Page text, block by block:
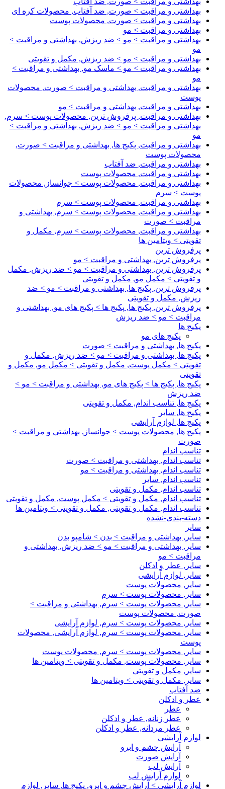
بهداشتی و مراقبت > صورت, ضد آفتاب, محصولات کره ای
بهداشتی و مراقبت > صورت, محصولات پوست
بهداشتی و مراقبت > مو
بهداشتی و مراقبت > مو > ضد ریزش, بهداشتی و مراقبت >
مو
بهداشتی و مراقبت > مو > ضد ریزش, مکمل و تقویتی
بهداشتی و مراقبت > مو > ماسک مو, بهداشتی و مراقبت >
مو
بهداشتی و مراقبت, بهداشتی و مراقبت > صورت, محصولات
پوست
بهداشتی و مراقبت, بهداشتی و مراقبت > مو
بهداشتی و مراقبت, پرفروش ترین, محصولات پوست > سرم,
بهداشتی و مراقبت > مو > ضد ریزش, بهداشتی و مراقبت >
مو
بهداشتی و مراقبت, پکیج ها, بهداشتی و مراقبت > صورت,
محصولات پوست
بهداشتی و مراقبت, ضد آفتاب
بهداشتی و مراقبت, محصولات پوست
بهداشتی و مراقبت, محصولات پوست > جوانساز, محصولات
پوست > سرم
بهداشتی و مراقبت, محصولات پوست > سرم
بهداشتی و مراقبت, محصولات پوست > سرم, بهداشتی و
مراقبت > صورت
بهداشتی و مراقبت, محصولات پوست > سرم, مکمل و
تقویتی > ویتامین ها
پرفروش ترین
پرفروش ترین, بهداشتی و مراقبت > مو
پرفروش ترین, بهداشتی و مراقبت > مو > ضد ریزش, مکمل
و تقویتی > مکمل مو, مکمل و تقویتی
پرفروش ترین, پکیج ها, بهداشتی و مراقبت > مو > ضد
ریزش, مکمل و تقویتی
پرفروش ترین, پکیج ها, پکیج ها > پکیج های مو, بهداشتی و
مراقبت > مو > ضد ریزش
پکیج ها
پکیج های مو
پکیج ها, بهداشتی و مراقبت > صورت
پکیج ها, بهداشتی و مراقبت > مو > ضد ریزش, مکمل و
تقویتی > مکمل پوست, مکمل و تقویتی > مکمل مو, مکمل و
تقویتی
پکیج ها, پکیج ها > پکیج های مو, بهداشتی و مراقبت > مو >
ضد ریزش
پکیج ها, تناسب اندام, مکمل و تقویتی
پکیج ها, سایر
پکیج ها, لوازم آرایشی
پکیج ها, محصولات پوست > جوانساز, بهداشتی و مراقبت >
صورت
تناسب اندام
تناسب اندام, بهداشتی و مراقبت > صورت
تناسب اندام, بهداشتی و مراقبت > مو
تناسب اندام, سایر
تناسب اندام, مکمل و تقویتی
تناسب اندام, مکمل و تقویتی > مکمل پوست, مکمل و تقویتی
تناسب اندام, مکمل و تقویتی, مکمل و تقویتی > ویتامین ها
دسته-بندی-نشده
سایر
سایر, بهداشتی و مراقبت > بدن > شامپو بدن
سایر, بهداشتی و مراقبت > مو > ضد ریزش, بهداشتی و
مراقبت > مو
سایر, عطر و ادکلن
سایر, لوازم آرایشی
سایر, محصولات پوست
سایر, محصولات پوست > سرم
سایر, محصولات پوست > سرم, بهداشتی و مراقبت >
صورت, محصولات پوست
سایر, محصولات پوست > سرم, لوازم آرایشی
سایر, محصولات پوست > سرم, لوازم آرایشی, محصولات
پوست
سایر, محصولات پوست > سرم, محصولات پوست
سایر, محصولات پوست, مکمل و تقویتی > ویتامین ها
سایر, مکمل و تقویتی
سایر, مکمل و تقویتی > ویتامین ها
ضد آفتاب
عطر و ادکلن
عطر
عطر زنانه, عطر و ادکلن
عطر مردانه, عطر و ادکلن
لوازم آرایشی
آرایش چشم و ابرو
آرایش صورت
آرایش لب
لوازم آرایش لب
لوازم آرایشی > آرایش چشم و ابرو, پکیج ها, سایر, لوازم